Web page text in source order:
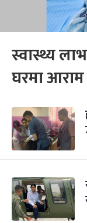
स्वास्थ्य
घरमा आराम